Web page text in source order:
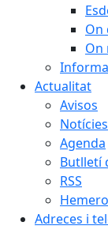
On
On
Actualitat
Avisos
Notícies
Agenda
Butlletí
RSS
Adreces i